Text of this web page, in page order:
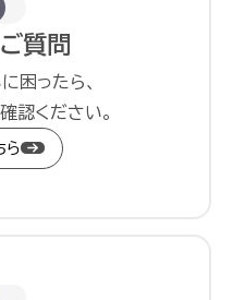
質問
困ったら、
認ください。
ら